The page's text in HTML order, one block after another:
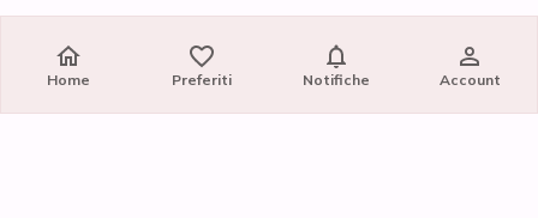
Home Preferiti Notifiche Account